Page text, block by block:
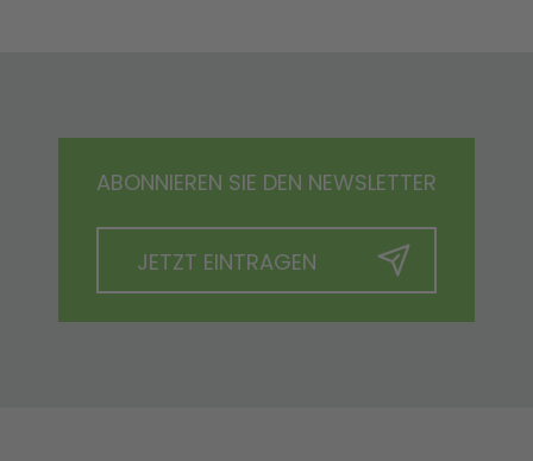
ABONNIEREN SIE DEN NEWSLETTER
JETZT EINTRAGEN